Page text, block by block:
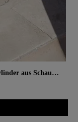
Design Couchtisch XL MW – Glasplatte, Zylinder aus Schaumstoff mit Wabenstruktur